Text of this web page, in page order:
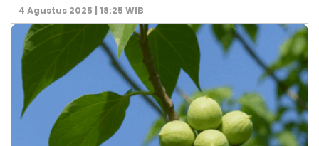
4 Agustus 2025 | 18:25 WIB